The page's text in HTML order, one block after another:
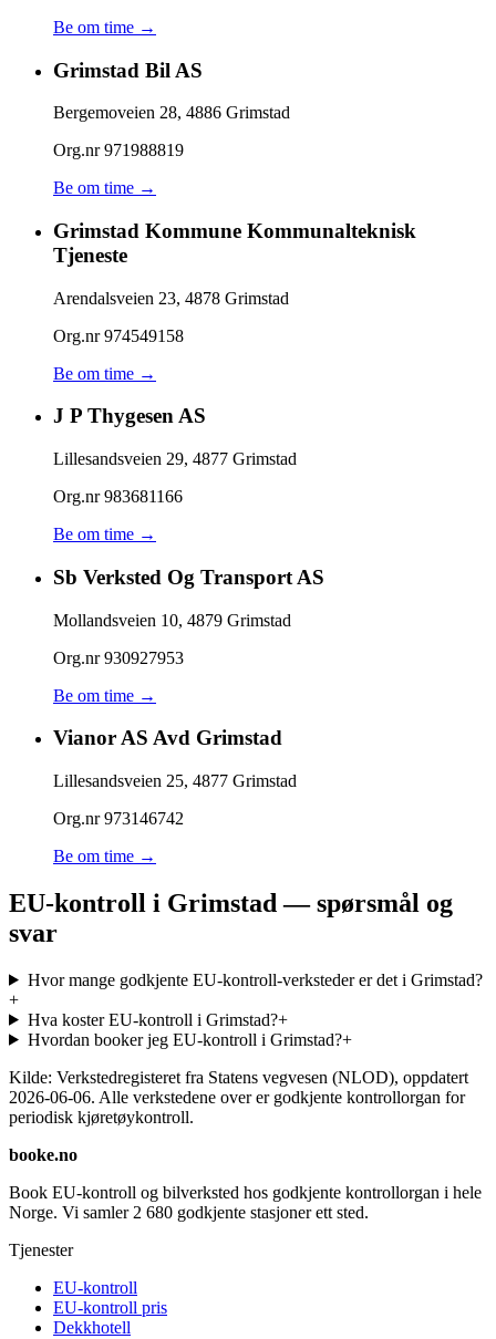
Be om time →
Grimstad Bil AS
Bergemoveien 28, 4886 Grimstad
Org.nr971988819
Be om time →
Grimstad Kommune Kommunalteknisk
Tjeneste
Arendalsveien 23, 4878 Grimstad
Org.nr974549158
Be om time →
J P Thygesen AS
Lillesandsveien 29, 4877 Grimstad
Org.nr983681166
Be om time →
Sb Verksted Og Transport AS
Mollandsveien 10, 4879 Grimstad
Org.nr930927953
Be om time →
Vianor AS Avd Grimstad
Lillesandsveien 25, 4877 Grimstad
Org.nr973146742
Be om time →
EU-kontroll i Grimstad — spørsmål og
svar
Hvor mange godkjente EU-kontroll-verksteder er det i Grimstad?
+
Hva koster EU-kontroll i Grimstad?+
Hvordan booker jeg EU-kontroll i Grimstad?+
Kilde: Verkstedregisteret fra Statens vegvesen (NLOD), oppdatert
2026-06-06. Alle verkstedene over er godkjente kontrollorgan for
periodisk kjøretøykontroll.
booke.no
Book EU-kontroll og bilverksted hos godkjente kontrollorgan i hele
Norge. Vi samler 2 680 godkjente stasjoner ett sted.
Tjenester
EU-kontroll
EU-kontroll pris
Dekkhotell